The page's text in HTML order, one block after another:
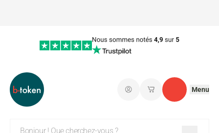
Connectez-vous
Mes paniers
Contact
Menu